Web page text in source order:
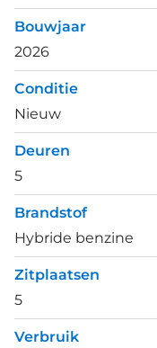
Bouwjaar
2026
Conditie
Nieuw
Deuren
5
Brandstof
Hybride benzine
Zitplaatsen
5
Verbruik